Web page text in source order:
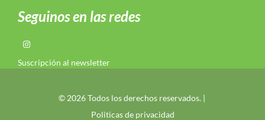
Seguinos en las redes
Suscripción al newsletter
© 2026 Todos los derechos reservados. |
Politicas de privacidad